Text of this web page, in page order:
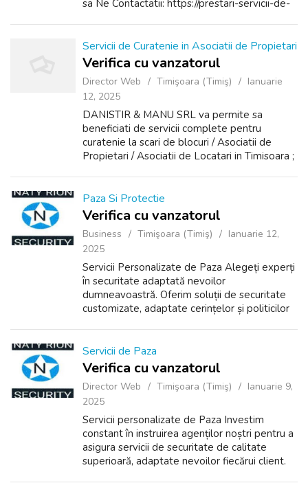
sa Ne Contactatii: https://prestari-servicii-de-
Servicii de Curatenie in Asociatii de Propietari
Verifica cu vanzatorul
Director Web Timişoara (Timiş)
Ianuarie
12, 2025
DANISTIR & MANU SRL va permite sa
beneficiati de servicii complete pentru
curatenie la scari de blocuri / Asociatii de
Propietari / Asociatii de Locatari in Timisoara ;
Paza Si Protectie
Verifica cu vanzatorul
Business Timişoara (Timiş)
Ianuarie 12,
2025
Servicii Personalizate de Paza Alegeți experți
în securitate adaptată nevoilor
dumneavoastră. Oferim soluții de securitate
customizate, adaptate cerințelor și politicilor
Servicii de Paza
Verifica cu vanzatorul
Director Web Timişoara (Timiş)
Ianuarie 9,
2025
Servicii personalizate de Paza Investim
constant în instruirea agenților noștri pentru a
asigura servicii de securitate de calitate
superioară, adaptate nevoilor fiecărui client.